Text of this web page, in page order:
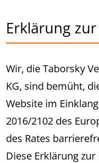
Erklärung
Wir, die Taborsky
KG, sind bemüht,
Website im
2016/2102 des
des Rates
Diese Erklärung